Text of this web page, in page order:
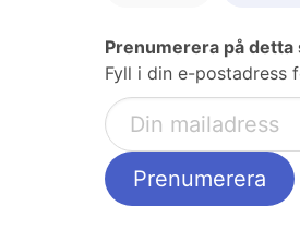
Prenumerera på
Fyll i din e-postadress